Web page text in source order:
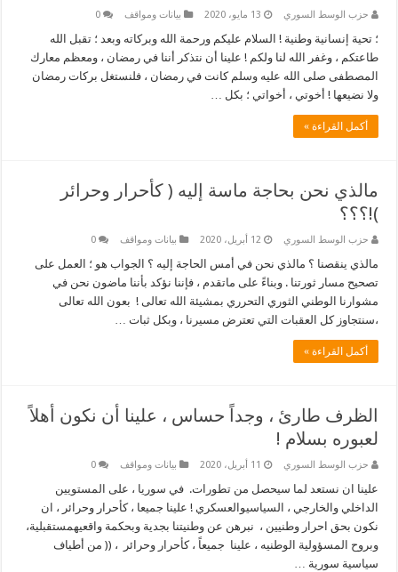
حزب الوسط السوري 13 مايو، 2020 بيانات ومواقف 0
؛ تحية إنسانية وطنية ! السلام عليكم ورحمة الله وبركاته وبعد ؛ تقبل الله
طاعتكم ، وغفر الله لنا ولكم ! علينا أن نتذكر أننا في رمضان ، ومعظم معارك
المصطفى صلى الله عليه وسلم كانت في رمضان ، فلنستغل بركات رمضان
ولا نضيعها ! أخوتي ، أخواتي ؛ بكل …
أكمل القراءة »
مالذي نحن بحاجة ماسة إليه ( كأحرار وحرائر
)!؟؟؟
حزب الوسط السوري 12 أبريل، 2020 بيانات ومواقف 0
مالذي ينقصنا ؟ مالذي نحن في أمس الحاجة إليه ؟ الجواب هو ؛ العمل على
تصحيح مسار ثورتنا . وبناءً على ماتقدم ، فإننا نؤكد بأننا ‎ماضون نحن في
مشوارنا الوطني الثوري التحرري بمشيئة الله تعالى ! ‎ بعون الله تعالى
،سنتجاوز كل العقبات ‎التي تعترض مسيرنا ، وبكل ثبات …
أكمل القراءة »
الظرف طارئ ، وجداً حساس ، علينا أن نكون أهلاً
لعبوره بسلام !
حزب الوسط السوري 11 أبريل، 2020 بيانات ومواقف 0
علينا ان نستعد لما سيحصل من تطورات. في سوريا ، على المستويين
الداخلي والخارجي ، السياسيوالعسكري ! علينا جميعا ، كأحرار وحرائر ، ان
نكون بحق احرار وطنيين ، نبرهن عن وطنيتنا بجدية وبحكمة واقعيهمستقبلية،
وبروح المسؤولية الوطنيه ، علينا جميعاً ، كأحرار وحرائر ، (( من أطياف
سياسية سورية …